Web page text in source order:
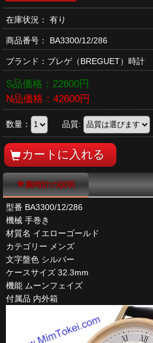
在庫状況： 有り
商品番号： BA3300/12/286
ブランド： ブレゲ（BREGUET）時計
S品価格： 22600円
N品価格： 42600円
数量： 品質:
腕時計の説明
型番 BA3300/12/286
機械 手巻き
材質名 イエローゴールド
カテゴリー メンズ
文字盤色 シルバー
ケースサイズ 32.3mm
機能 ムーンフェイズ
付属品 内外箱